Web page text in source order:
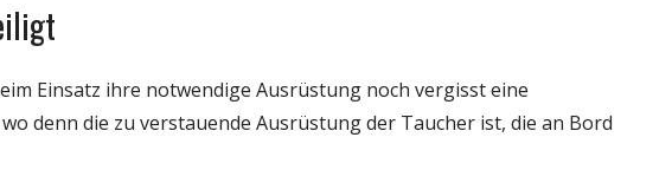
Einsatz ihre notwendige Ausrüstung noch vergisst eine
denn die zu verstauende Ausrüstung der Taucher ist, die an Bord